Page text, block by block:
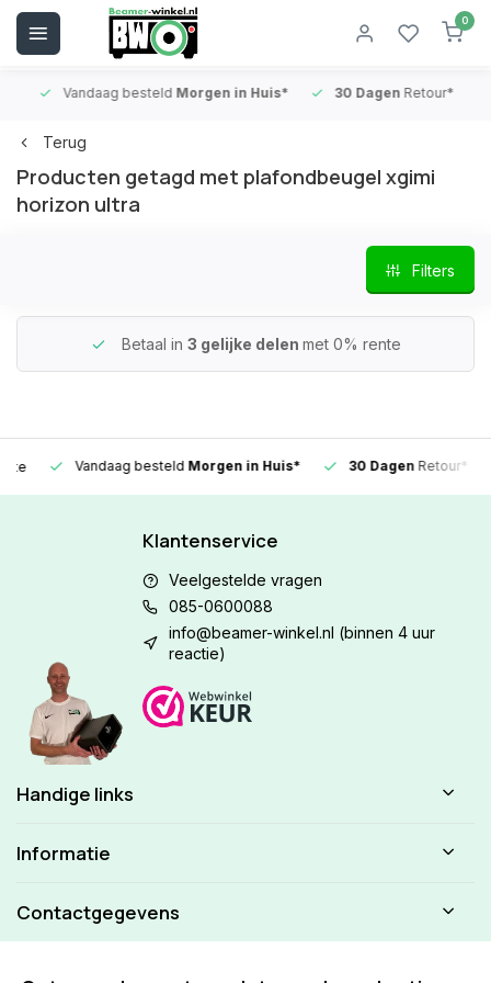
0
Vandaag besteldMorgen in Huis* 30 DagenRetour*
Terug
Producten getagd met plafondbeugel xgimi
horizon ultra
Filters
Betaal in 3 gelijke delen met 0% rente
Vandaag besteldMorgen in Huis* 30 DagenRetour*
Klantenservice
Veelgestelde vragen
085-0600088
info@beamer-winkel.nl (binnen 4 uur
reactie)
Handige links
Informatie
Contactgegevens